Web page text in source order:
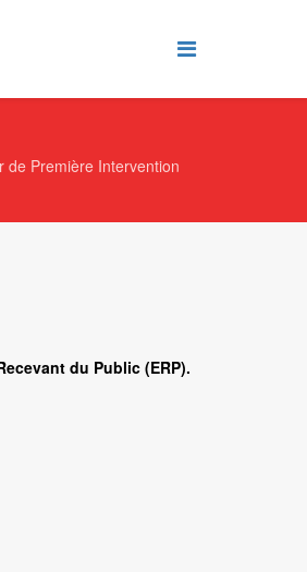
de Première Intervention
du Public (ERP).